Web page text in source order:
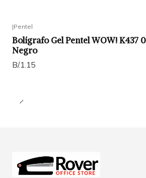
|Pentel
Bolígrafo Gel Pentel WOW! K437
Negro
B/.1.15